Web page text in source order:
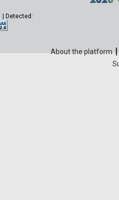
| Detected:
About the platform